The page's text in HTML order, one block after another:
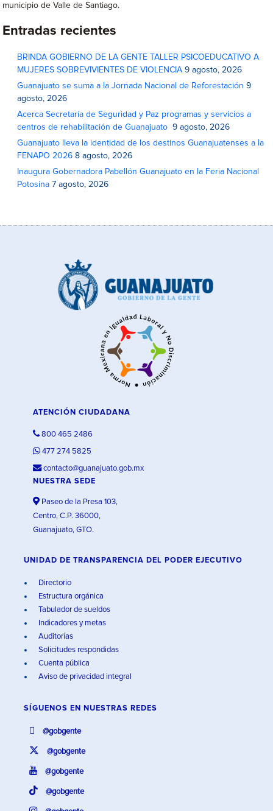
municipio de Valle de Santiago.
Entradas recientes
BRINDA GOBIERNO DE LA GENTE TALLER PSICOEDUCATIVO A
MUJERES SOBREVIVIENTES DE VIOLENCIA 9 agosto, 2026
Guanajuato se suma a la Jornada Nacional de Reforestación 9
agosto, 2026
Acerca Secretaría de Seguridad y Paz programas y servicios a
centros de rehabilitación de Guanajuato
9 agosto, 2026
Guanajuato lleva la identidad de los destinos Guanajuatenses a la
FENAPO 2026 8 agosto, 2026
Inaugura Gobernadora Pabellón Guanajuato en la Feria Nacional
Potosina 7 agosto, 2026
ATENCIÓN CIUDADANA
800 465 2486
477 274 5825
contacto@guanajuato.gob.mx
NUESTRA SEDE
Paseo de la Presa 103,
Centro, C.P. 36000,
Guanajuato, GTO.
UNIDAD DE TRANSPARENCIA DEL PODER EJECUTIVO
Directorio
Estructura orgánica
Tabulador de sueldos
Indicadores y metas
Auditorías
Solicitudes respondidas
Cuenta pública
Aviso de privacidad integral
SÍGUENOS EN NUESTRAS REDES
@gobgente
@gobgente
@gobgente
@gobgente